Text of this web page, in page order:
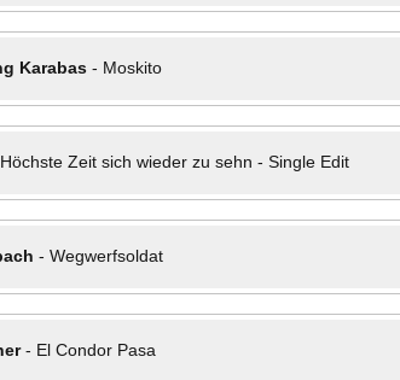
Karabas- Moskito
Höchste Zeit sich wieder zu sehn - Single Edit
- Wegwerfsoldat
- El Condor Pasa